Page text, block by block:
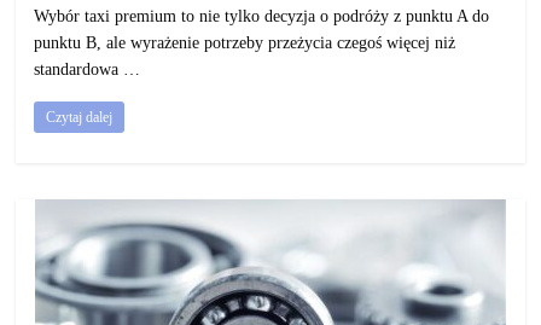
Wybór taxi premium to nie tylko decyzja o podróży z punktu A do
punktu B, ale wyrażenie potrzeby przeżycia czegoś więcej niż
standardowa …
Czytaj dalej